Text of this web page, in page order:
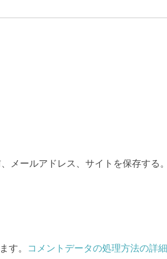
メールアドレス、サイトを保存する。
す。 コメントデータの処理方法の詳